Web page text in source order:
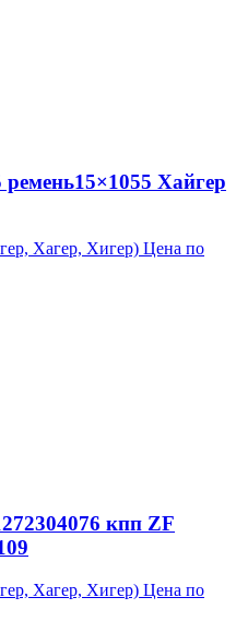
Хайгер
Хагер, Хигер) Цена по
кпп ZF
Хагер, Хигер) Цена по